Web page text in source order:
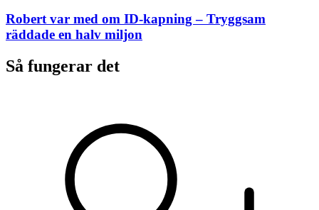
Robert var med om ID-kapning – Tryggsam
räddade en halv miljon
Så fungerar det